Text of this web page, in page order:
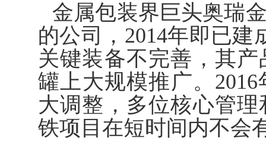
金属包装界巨头奥瑞
的公司，2014年即已
关键装备不完善，其
罐上大规模推广。
大调整，多位核心管
铁项目在短时间内不会